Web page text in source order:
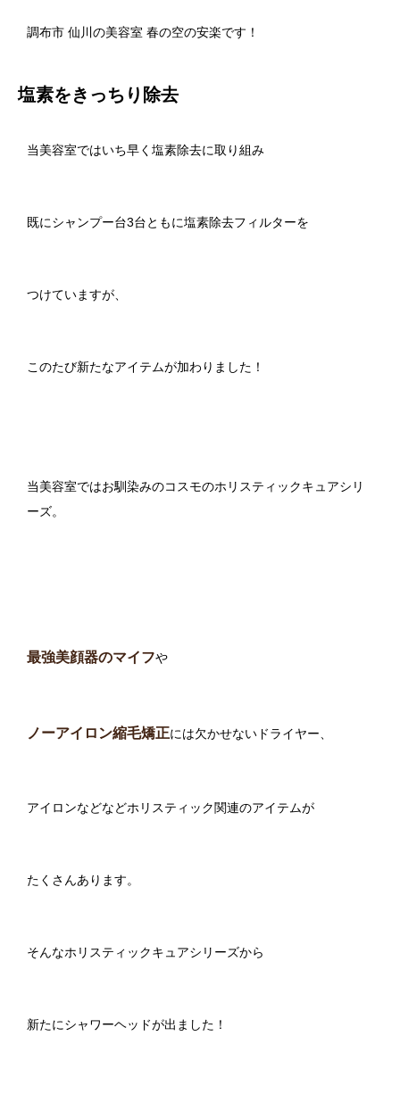
調布市 仙川の美容室 春の空の安楽です！
塩素をきっちり除去
当美容室ではいち早く塩素除去に取り組み
既にシャンプー台3台ともに塩素除去フィルターを
つけていますが、
このたび新たなアイテムが加わりました！
当美容室ではお馴染みのコスモのホリスティックキュアシリ
ーズ。
最強美顔器のマイフや
ノーアイロン縮毛矯正には欠かせないドライヤー、
アイロンなどなどホリスティック関連のアイテムが
たくさんあります。
そんなホリスティックキュアシリーズから
新たにシャワーヘッドが出ました！